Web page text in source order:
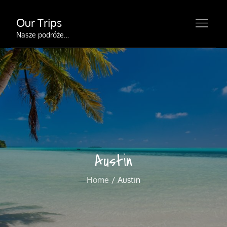
content
Our Trips
Nasze podróże…
Austin
Home Austin